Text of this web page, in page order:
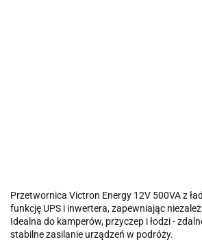
Przetwornica Victron Energy 12V 500VA z
funkcję UPS i inwertera, zapewniając
Idealna do kamperów, przyczep i łodzi -
stabilne zasilanie urządzeń w podróży.